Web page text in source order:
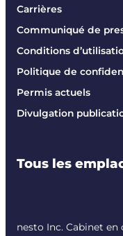
Carrières
Communiqué de
Conditions
Politique de
Permis actuels
Divulgation
Tous les
nesto Inc. Cabinet